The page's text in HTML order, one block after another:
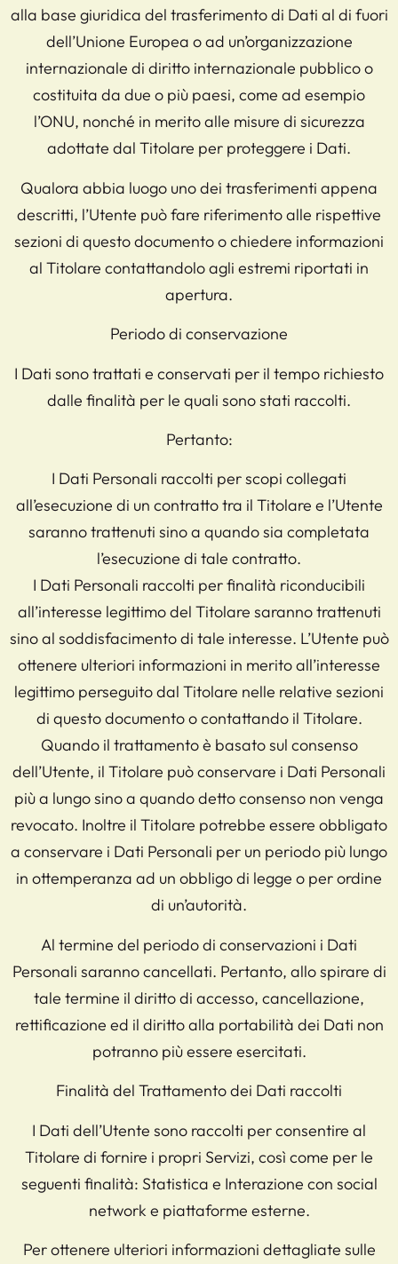
alla base giuridica del trasferimento di Dati al di fuori
dell’Unione Europea o ad un’organizzazione
internazionale di diritto internazionale pubblico o
costituita da due o più paesi, come ad esempio
l’ONU, nonché in merito alle misure di sicurezza
adottate dal Titolare per proteggere i Dati.
Qualora abbia luogo uno dei trasferimenti appena
descritti, l’Utente può fare riferimento alle rispettive
sezioni di questo documento o chiedere informazioni
al Titolare contattandolo agli estremi riportati in
apertura.
Periodo di conservazione
I Dati sono trattati e conservati per il tempo richiesto
dalle finalità per le quali sono stati raccolti.
Pertanto:
I Dati Personali raccolti per scopi collegati
all’esecuzione di un contratto tra il Titolare e l’Utente
saranno trattenuti sino a quando sia completata
l’esecuzione di tale contratto.
I Dati Personali raccolti per finalità riconducibili
all’interesse legittimo del Titolare saranno trattenuti
sino al soddisfacimento di tale interesse. L’Utente può
ottenere ulteriori informazioni in merito all’interesse
legittimo perseguito dal Titolare nelle relative sezioni
di questo documento o contattando il Titolare.
Quando il trattamento è basato sul consenso
dell’Utente, il Titolare può conservare i Dati Personali
più a lungo sino a quando detto consenso non venga
revocato. Inoltre il Titolare potrebbe essere obbligato
a conservare i Dati Personali per un periodo più lungo
in ottemperanza ad un obbligo di legge o per ordine
di un’autorità.
Al termine del periodo di conservazioni i Dati
Personali saranno cancellati. Pertanto, allo spirare di
tale termine il diritto di accesso, cancellazione,
rettificazione ed il diritto alla portabilità dei Dati non
potranno più essere esercitati.
Finalità del Trattamento dei Dati raccolti
I Dati dell’Utente sono raccolti per consentire al
Titolare di fornire i propri Servizi, così come per le
seguenti finalità: Statistica e Interazione con social
network e piattaforme esterne.
Per ottenere ulteriori informazioni dettagliate sulle